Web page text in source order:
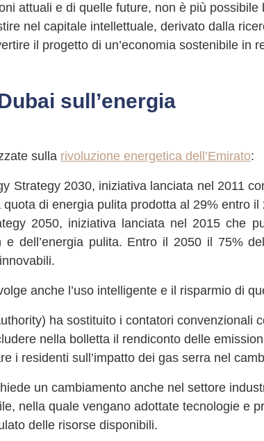
attuali e di quelle future, non è più
nel capitale intellettuale, derivato dalla
il progetto di un’economia sostenibile in
sull’energia
sulla rivoluzione energetica dell’Emirato:
Strategy 2030, iniziativa lanciata nel 2011
di energia pulita prodotta al 29% entro il
2050, iniziativa lanciata nel 2015 che
e dell’energia pulita. Entro il 2050 il 75%
anche l’uso intelligente e il risparmio di
ha sostituito i contatori convenzionali
nella bolletta il rendiconto delle
i residenti sull’impatto dei gas serra nel
un cambiamento anche nel settore
nella quale vengano adottate tecnologie e
delle risorse disponibili.